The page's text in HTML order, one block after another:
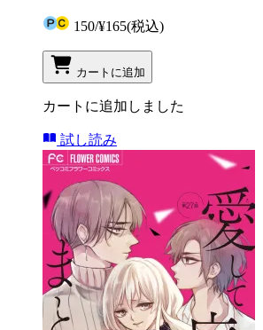
150/¥165(税込)
カートに追加
カートに追加しました
試し読み